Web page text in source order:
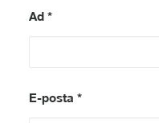
Ad *
E-posta *